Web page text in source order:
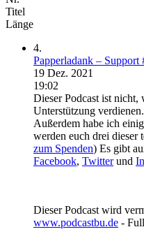
Titel
Länge
4.
Papperladank – Support
19 Dez. 2021
19:02
Dieser Podcast ist nicht,
Unterstützung
Außerdem habe ich
werden euch drei dieser
zum Spenden) Es gibt
Facebook, Twitterund
Dieser Podcast wird
www.podcastbu.de -